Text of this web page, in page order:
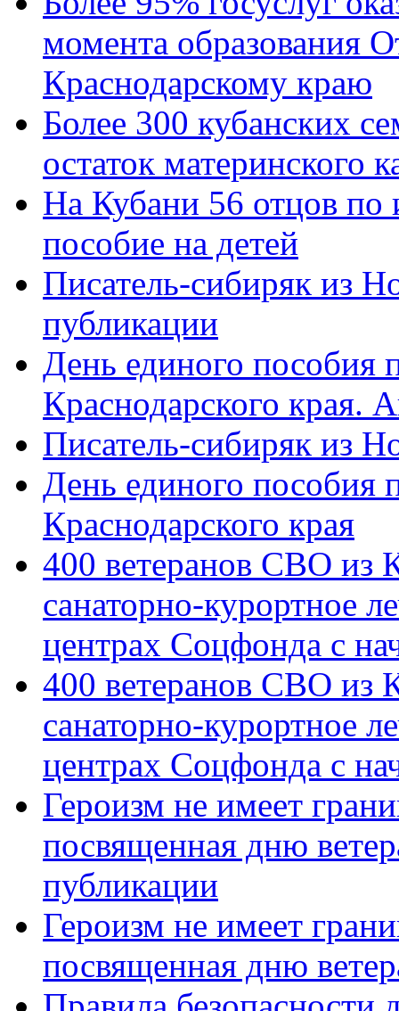
момента образования
Краснодарскому краю
Более 300 кубанских
остаток материнского
На Кубани 56 отцов по
пособие на детей
Писатель-сибиряк из
публикации
День единого пособия
Краснодарского края.
Писатель-сибиряк из
День единого пособия
Краснодарского края
400 ветеранов СВО из
санаторно-курортное
центрах Соцфонда с
400 ветеранов СВО из
санаторно-курортное
центрах Соцфонда с
Героизм не имеет
посвященная дню
публикации
Героизм не имеет
посвященная дню